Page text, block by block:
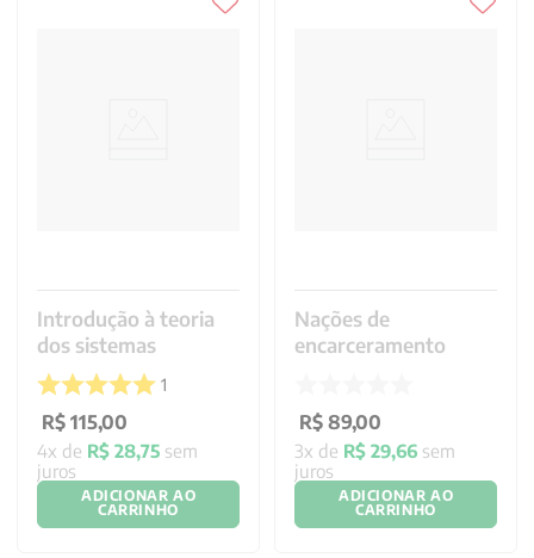
Introdução à teoria
dos sistemas
1
R$ 115,00
4x de R$ 28,75 sem
juros
ADICIONAR AO
CARRINHO
Nações de
encarceramento
R$ 89,00
3x de R$ 29,66 sem
juros
ADICIONAR AO
CARRINHO